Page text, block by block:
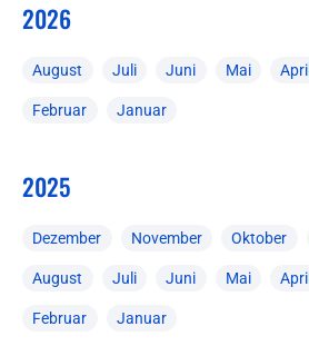
2026
August Juli Juni Mai April
Februar Januar
2025
Dezember November Oktober
August Juli Juni Mai April
Februar Januar